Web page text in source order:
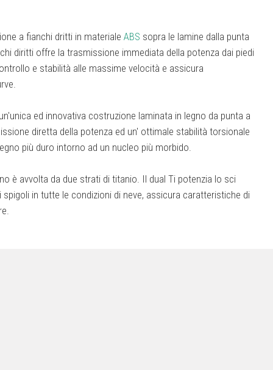
a fianchi dritti in materiale ABS sopra le lamine dalla punta
diritti offre la trasmissione immediata della potenza dai piedi
e stabilità alle massime velocità e assicura
ed innovativa costruzione laminata in legno da punta a
diretta della potenza ed un' ottimale stabilità torsionale
più duro intorno ad un nucleo più morbido.
è avvolta da due strati di titanio. Il dual Ti potenzia lo sci
in tutte le condizioni di neve, assicura caratteristiche di